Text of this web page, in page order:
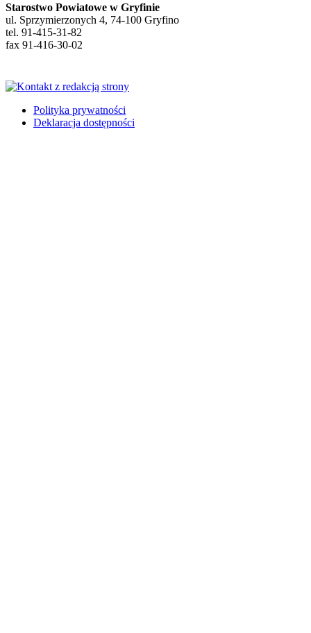
Starostwo Powiatowe w Gryfinie
ul. Sprzymierzonych 4, 74-100 Gryfino
tel. 91-415-31-82
fax 91-416-30-02
Polityka prywatności
Deklaracja dostępności